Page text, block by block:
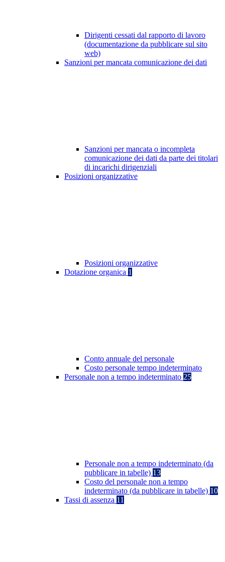
Dirigenti cessati dal rapporto di lavoro
(documentazione da pubblicare sul sito
web)
Sanzioni per mancata comunicazione dei dati
Sanzioni per mancata o incompleta
comunicazione dei dati da parte dei titolari
di incarichi dirigenziali
Posizioni organizzative
Posizioni organizzative
Dotazione organica 1
Conto annuale del personale
Costo personale tempo indeterminato
Personale non a tempo indeterminato 25
Personale non a tempo indeterminato (da
pubblicare in tabelle) 13
Costo del personale non a tempo
indeterminato (da pubblicare in tabelle) 10
Tassi di assenza 11